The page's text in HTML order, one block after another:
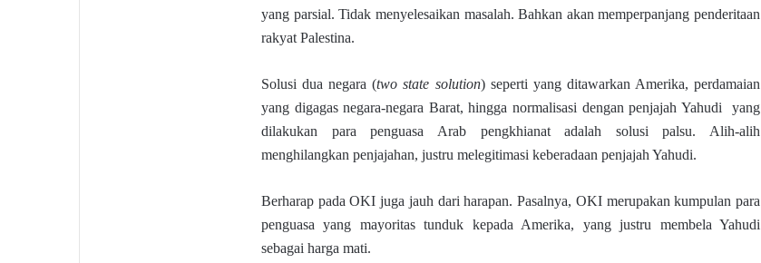
yang parsial. Tidak menyelesaikan masalah. Bahkan akan memperpanjang penderitaan
rakyat Palestina.
Solusi dua negara (two state solution) seperti yang ditawarkan Amerika, perdamaian
yang digagas negara-negara Barat, hingga normalisasi dengan penjajah Yahudi yang
dilakukan para penguasa Arab pengkhianat adalah solusi palsu. Alih-alih
menghilangkan penjajahan, justru melegitimasi keberadaan penjajah Yahudi.
Berharap pada OKI juga jauh dari harapan. Pasalnya, OKI merupakan kumpulan para
penguasa yang mayoritas tunduk kepada Amerika, yang justru membela Yahudi
sebagai harga mati.